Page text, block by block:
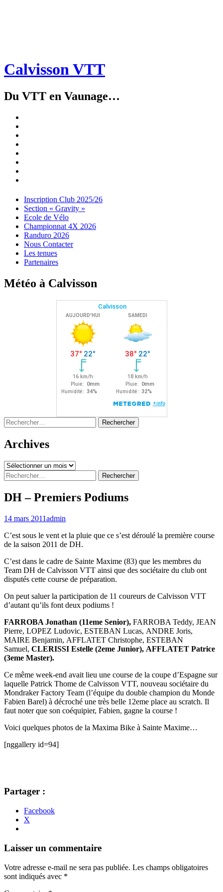
Calvisson VTT
Du VTT en Vaunage…
Menu
Widgets
Recherche
Aller
contenu
Inscription Club 2025/26
Section « Gravity »
Ecole de Vélo
Championnat 4X 2026
Randuro 2026
Nous Contacter
Les tenues
Partenaires
Météo à Calvisson
Rechercher :
Archives
Archives
Rechercher :
DH – Premiers Podiums
14 mars 2011admin
C’est sous le vent et la pluie que ce s’est déroulé la première course
de la saison 2011 de DH.
C’est dans le cadre de Sainte Maxime (83) que les membres du
Team DH de Calvisson VTT ainsi que des sociétaire du club ont
disputés cette course de préparation.
On peut saluer la participation de 11 coureurs de Calvisson VTT
d’autant qu’ils font deux podiums !
FARROBA Jonathan (11eme Senior), FARROBA Teddy, JEAN
Pierre, LOPEZ Ludovic, ESTEBAN Lucas, ANDRE Joris,
MAIRE Benjamin, AFFLATET Christophe, ESTEBAN
Samuel, CLERISSI Estelle (2eme Junior), AFFLATET Patrice
(3eme Master).
Ce même week-end avait lieu une course de la coupe d’Espagne sur
laquelle Patrick Thome de Calvisson VTT, nouveau sociétaire du
Mondraker Factory Team (l’équipe du double champion du Monde
Fabien Barel) à décroché une très belle 12eme place au scratch. Il
faut noter que son coéquipier, Fabien, gagne la course !
Voici quelques photos de la Maxima Bike à Sainte Maxime…
[nggallery id=94]
Partager :
Facebook
X
Navigation
articles
←
→
Laisser un commentaire
Votre adresse e-mail ne sera pas publiée. Les champs obligatoires
sont indiqués avec *